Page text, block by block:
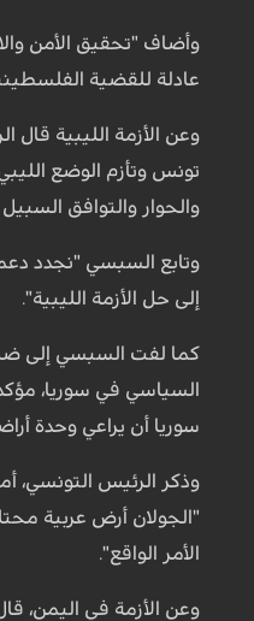
وأضاف "تحقيق الأمن
عادلة للقضية
وعن الأزمة الليبية قال
تونس وتأزم الوضع
والحوار والتوافق السبيل
وتابع السبسي "نجدد
إلى حل الأزمة الليبية".
كما لفت السبسي إلى
السياسي في سوريا،
سوريا أن يراعي وحدة
وذكر الرئيس التونسي،
"الجولان أرض عربية
الأمر الواقع".
وعن الأزمة في اليمن،